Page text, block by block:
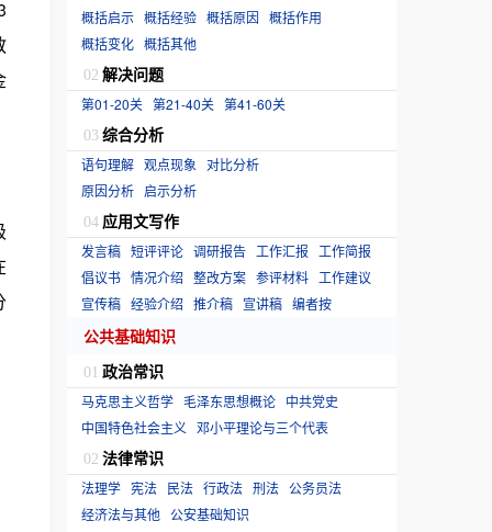
概括启示 概括经验 概括原因 概括作用
概括变化 概括其他
02 解决问题
第01-20关 第21-40关 第41-60关
03 综合分析
语句理解 观点现象 对比分析
原因分析 启示分析
04 应用文写作
发言稿 短评评论 调研报告 工作汇报
工作简报
倡议书 情况介绍 整改方案 参评材料 工作建议
宣传稿 经验介绍 推介稿 宣讲稿 编者按
公共基础知识
01 政治常识
马克思主义哲学 毛泽东思想概论 中共党史
中国特色社会主义 邓小平理论与三个代表
02 法律常识
法理学 宪法 民法 行政法 刑法 公务员法
经济法与其他 公安基础知识